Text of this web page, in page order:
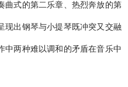
曲式的第二乐章、热烈奔放的第
现出钢琴与小提琴既冲突又交融
中两种难以调和的矛盾在音乐中